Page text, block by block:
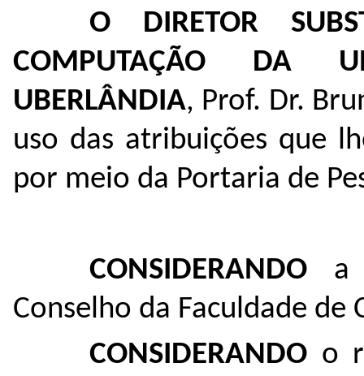
O DIRETOR
COMPUTAÇÃO DA
UBERLÂNDIA, Prof. Dr.
uso das atribuições que
por meio da Portaria de
CONSIDERANDO a
Conselho da Faculdade de
CONSIDERANDO o